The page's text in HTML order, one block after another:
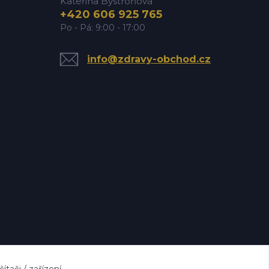
+420 606 925 765
Po - Pá: 9:00 - 17:00
info@zdravy-obchod.cz